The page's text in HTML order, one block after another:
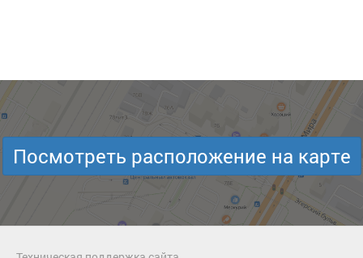
Посмотреть расположение на карте